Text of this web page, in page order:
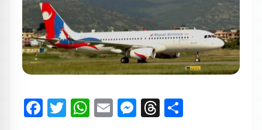
Facebook
Twitter
WhatsApp
EmailMessenger
Threads